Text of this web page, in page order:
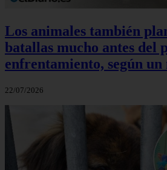
Los animales también
batallas mucho antes del
enfrentamiento, según un
22/07/2026